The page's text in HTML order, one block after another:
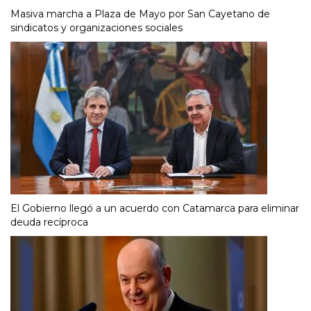
Masiva marcha a Plaza de Mayo por San Cayetano de
sindicatos y organizaciones sociales
El Gobierno llegó a un acuerdo con Catamarca para eliminar
deuda recíproca